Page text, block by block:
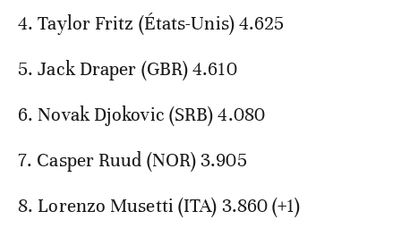
4. Taylor Fritz (États-Unis) 4.625
5. Jack Draper (GBR) 4.610
6. Novak Djokovic (SRB) 4.080
7. Casper Ruud (NOR) 3.905
8. Lorenzo Musetti (ITA) 3.860 (+1)